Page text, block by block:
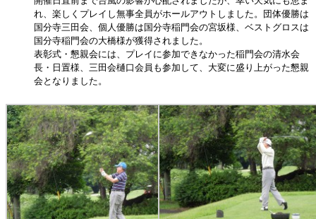
れ、楽しくプレイし無事全員がホールアウトしました。団体優勝は
国分寺三田会、個人優勝は国分寺稲門会の宮坂様、ベストグロスは
国分寺稲門会の大橋様が獲得されました。
表彰式・懇親会には、プレイに参加できなかった稲門会の清水会
長・日置様、三田会樋口会員 も参加して、大変に盛り上がった懇親
会となりました。